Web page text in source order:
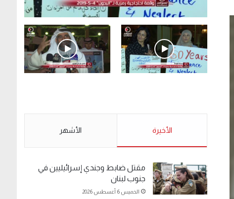
.وقفة احتجاجية رمزية لـ”#البدون” في ساحة الإرادة
الأحد 5 مايو 2019
مخدرات يعني ولا خمر؟!.
الأخيرة الأشهر
مقتل ضابط وجندي إسرائيليين في
جنوب لبنان
الخميس 6 أغسطس 2026